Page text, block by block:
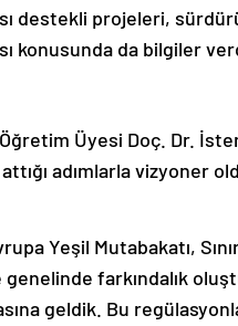
destekli projeleri,
konusunda da bilgiler
Üyesi Doç. Dr.
adımlarla vizyoner
Yeşil Mutabakatı,
farkındalık
geldik. Bu